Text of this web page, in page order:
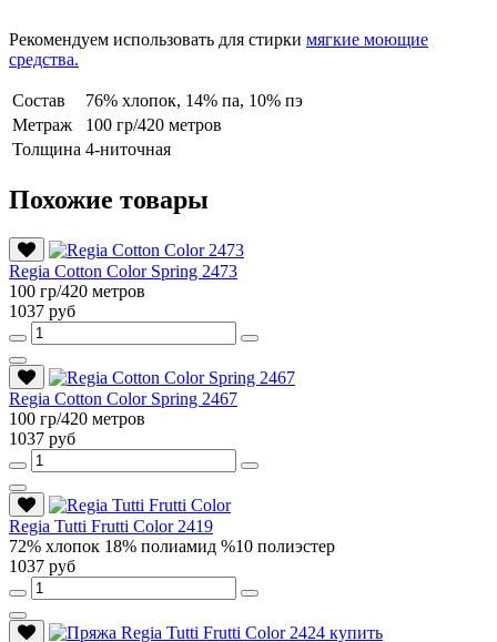
Рекомендуем использовать для стирки мягкие моющие
средства.
Состав
76% хлопок, 14% па, 10% пэ
Метраж
100 гр/420 метров
Толщина 4-ниточная
Похожие товары
Regia Cotton Color Spring 2473
100 гр/420 метров
1037 руб
Regia Cotton Color Spring 2467
100 гр/420 метров
1037 руб
Regia Tutti Frutti Color 2419
72% хлопок 18% полиамид %10 полиэстер
1037 руб